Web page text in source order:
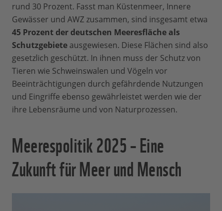
rund 30 Prozent. Fasst man Küstenmeer, Innere
Gewässer und AWZ zusammen, sind insgesamt etwa
45 Prozent der deutschen Meeresfläche als
Schutzgebiete ausgewiesen. Diese Flächen sind also
gesetzlich geschützt. In ihnen muss der Schutz von
Tieren wie Schweinswalen und Vögeln vor
Beeinträchtigungen durch gefährdende Nutzungen
und Eingriffe ebenso gewährleistet werden wie der
ihre Lebensräume und von Naturprozessen.
Meerespolitik 2025 – Eine
Zukunft für Meer und Mensch